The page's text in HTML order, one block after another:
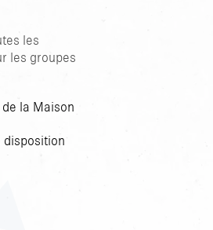
les
les groupes
de la Maison
disposition